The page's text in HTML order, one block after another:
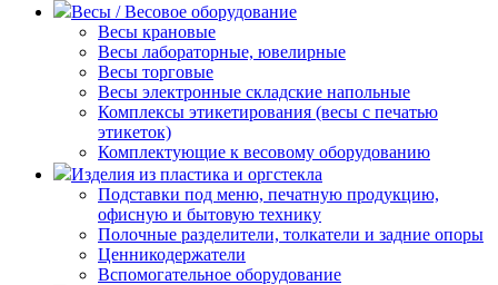
Весы / Весовое оборудование
Весы крановые
Весы лабораторные, ювелирные
Весы торговые
Весы электронные складские напольные
Комплексы этикетирования (весы с печатью
этикеток)
Комплектующие к весовому оборудованию
Изделия из пластика и оргстекла
Подставки под меню, печатную продукцию,
офисную и бытовую технику
Полочные разделители, толкатели и задние опоры
Ценникодержатели
Вспомогательное оборудование